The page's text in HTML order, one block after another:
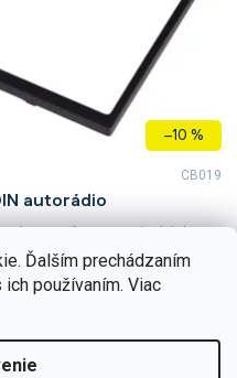
Ďalším prechádzaním
používaním. Viac
–10 %
autorádio
Do košíka
voľbou pre všetkých,
novým 2DIN rádiom. Rám je
na dokonalosť...
CB019